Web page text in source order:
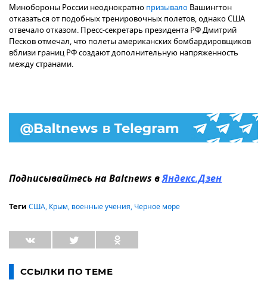
Минобороны России неоднократно призывало Вашингтон
отказаться от подобных тренировочных полетов, однако США
отвечало отказом. Пресс-секретарь президента РФ Дмитрий
Песков отмечал, что полеты американских бомбардировщиков
вблизи границ РФ создают дополнительную напряженность
между странами.
Подписывайтесь на Baltnews вЯндекс.Дзен
Теги США, Крым, военные учения, Черное море
ССЫЛКИ ПО ТЕМЕ